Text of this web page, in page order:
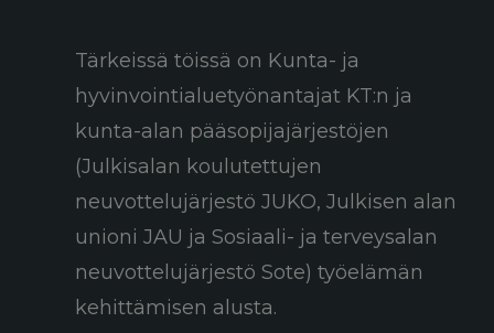
Tärkeissä töissä on Kunta- ja
hyvinvointialuetyönantajat KT:n ja
kunta-alan pääsopijajärjestöjen
(Julkisalan koulutettujen
neuvottelujärjestö JUKO, Julkisen alan
unioni JAU ja Sosiaali- ja terveysalan
neuvottelujärjestö Sote) työelämän
kehittämisen alusta.